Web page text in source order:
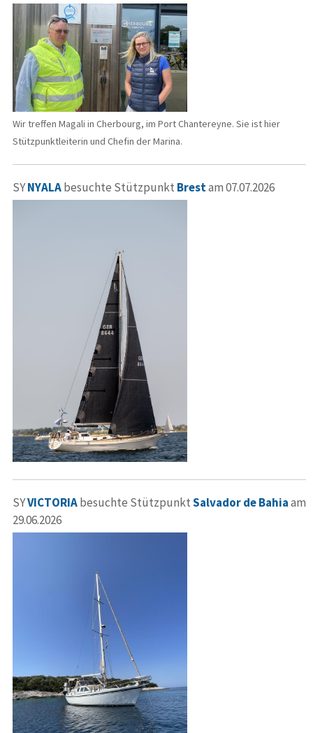
Wir treffen Magali in Cherbourg, im Port Chantereyne. Sie ist hier
Stützpunktleiterin und Chefin der Marina.
SYNYALAbesuchte Stützpunkt Brestam 07.07.2026
SYVICTORIAbesuchte StützpunktSalvador de Bahiaam
29.06.2026